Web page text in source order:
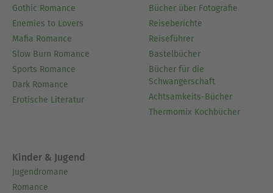
Gothic Romance
Enemies to Lovers
Mafia Romance
Slow Burn Romance
Sports Romance
Dark Romance
Erotische Literatur
Bücher über Fotografie
Reiseberichte
Reiseführer
Bastelbücher
Bücher für die
Schwangerschaft
Achtsamkeits-Bücher
Thermomix Kochbücher
Kinder & Jugend
Jugendromane
Romance